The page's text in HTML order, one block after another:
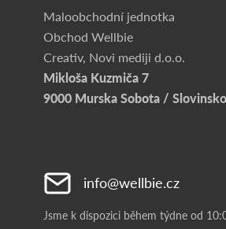
Maloobchodní jednotka
Obchod Wellbie
Creativ, Novi mediji d.o.o.
Mikloša Kuzmiča 7
9000 Murska Sobota / Slovinsko
info@wellbie.cz
Jsme k dispozici během týdne od